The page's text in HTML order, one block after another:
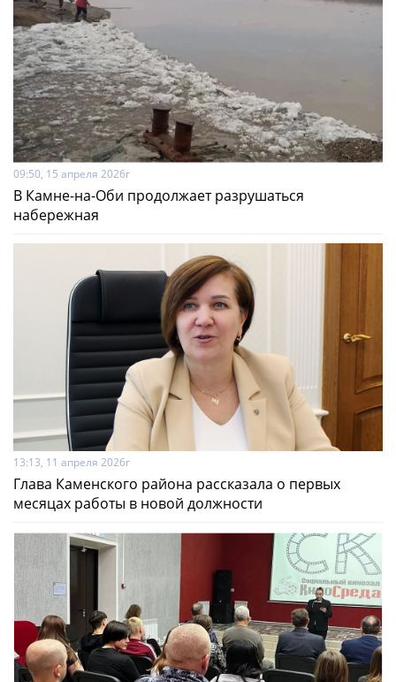
09:50, 15 апреля 2026г
В Камне-на-Оби продолжает разрушаться
набережная
13:13, 11 апреля 2026г
Глава Каменского района рассказала о первых
месяцах работы в новой должности